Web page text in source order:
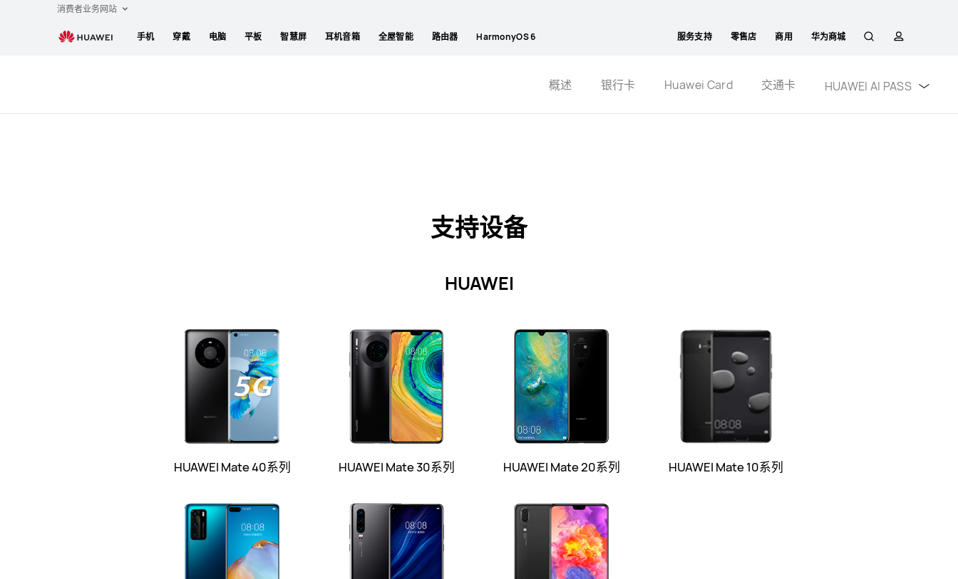
Huawei
机
消费者业务网站
手机 穿戴 电脑 平板 智慧屏 耳机音箱 全屋智能 路由器 HarmonyOS 6 服务支持 零售店 商用 华为商城
概述 银行卡 Huawei Card 交通卡 HUAWEI AI PASS
支持设备
HUAWEI
HUAWEI Mate 40系列 HUAWEI Mate 30系列 HUAWEI Mate 20系列 HUAWEI Mate 10系列